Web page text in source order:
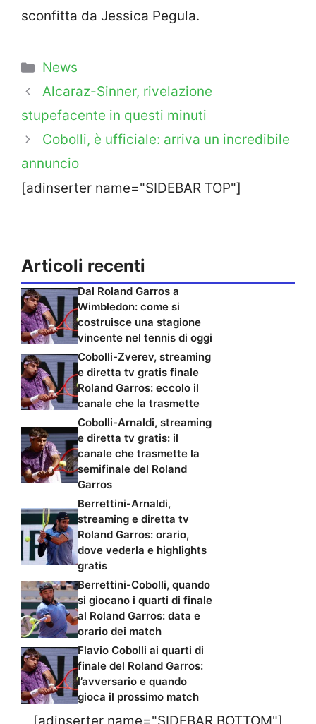
sconfitta da Jessica Pegula.
Categorie
News
Alcaraz-Sinner, rivelazione
stupefacente in questi minuti
Cobolli, è ufficiale: arriva un incredibile
annuncio
[adinserter name="SIDEBAR TOP"]
Articoli recenti
Dal Roland Garros a
Wimbledon: come si
costruisce una stagione
vincente nel tennis di oggi
Cobolli-Zverev, streaming
e diretta tv gratis finale
Roland Garros: eccolo il
canale che la trasmette
Cobolli-Arnaldi, streaming
e diretta tv gratis: il
canale che trasmette la
semifinale del Roland
Garros
Berrettini-Arnaldi,
streaming e diretta tv
Roland Garros: orario,
dove vederla e highlights
gratis
Berrettini-Cobolli, quando
si giocano i quarti di finale
al Roland Garros: data e
orario dei match
Flavio Cobolli ai quarti di
finale del Roland Garros:
l’avversario e quando
gioca il prossimo match
[adinserter name="SIDEBAR BOTTOM"]